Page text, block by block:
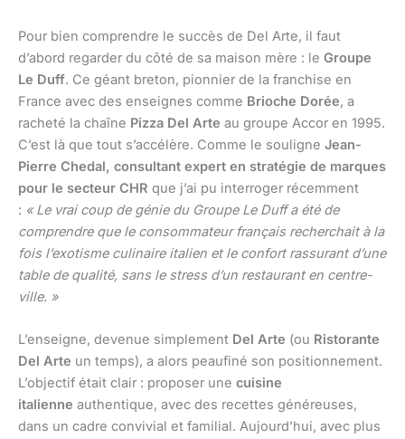
Pour bien comprendre le succès de Del Arte, il faut
d’abord regarder du côté de sa maison mère : le Groupe
Le Duff. Ce géant breton, pionnier de la franchise en
France avec des enseignes comme Brioche Dorée, a
racheté la chaîne Pizza Del Arte au groupe Accor en 1995.
C’est là que tout s’accélère. Comme le souligne Jean-
Pierre Chedal, consultant expert en stratégie de marques
pour le secteur CHR que j’ai pu interroger récemment
: « Le vrai coup de génie du Groupe Le Duff a été de
comprendre que le consommateur français recherchait à la
fois l’exotisme culinaire italien et le confort rassurant d’une
table de qualité, sans le stress d’un restaurant en centre-
ville. »
L’enseigne, devenue simplement Del Arte (ou Ristorante
Del Arte un temps), a alors peaufiné son positionnement.
L’objectif était clair : proposer une cuisine
italienne authentique, avec des recettes généreuses,
dans un cadre convivial et familial. Aujourd’hui, avec plus